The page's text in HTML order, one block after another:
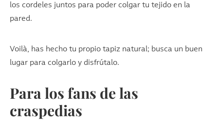
los cordeles juntos para poder colgar tu tejido en la
pared.
Voilà, has hecho tu propio tapiz natural; busca un buen
lugar para colgarlo y disfrútalo.
Para los fans de las
craspedias